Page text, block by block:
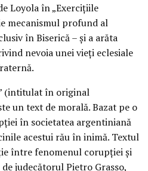
Loyola în „Exerciţiile
mecanismul profund al
în Biserică – şi a arăta
nevoia unei vieţi eclesiale
(intitulat în original
un text de morală. Bazat pe o
în societatea argentiniană
acestui rău în inimă. Textul
între fenomenul corupţiei şi
judecătorul Pietro Grasso,